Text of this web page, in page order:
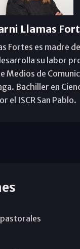
Llamas
Fortes es madre
su labor
Medios de
Bachiller en
el ISCR San Pablo.